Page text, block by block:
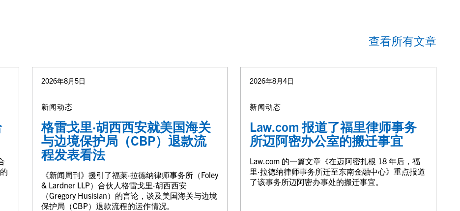
查看所有文章
2026年8月5日
新闻动态
格雷戈里·胡西西安就美国海关
与边境保护局（CBP）退款流
程发表看法
《新闻周刊》援引了福莱·拉德纳律师事务所（Foley
& Lardner LLP）合伙人格雷戈里·胡西西安
（Gregory Husisian）的言论，谈及美国海关与边境
保护局（CBP）退款流程的运作情况。
2026年8月4日
新闻动态
Law.com 报道了福里律师事务
所迈阿密办公室的搬迁事宜
Law.com 的一篇文章《在迈阿密扎根 18 年后，福
里·拉德纳律师事务所迁至东南金融中心》重点报道
了该事务所迈阿密办事处的搬迁事宜。